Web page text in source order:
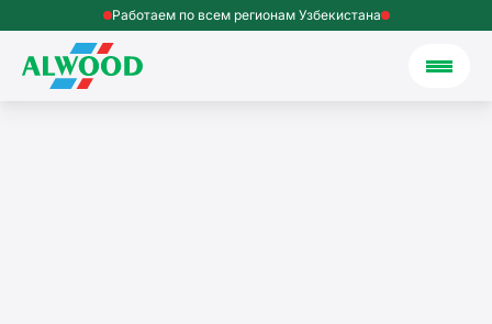
Работаем по всем регионам Узбекистана